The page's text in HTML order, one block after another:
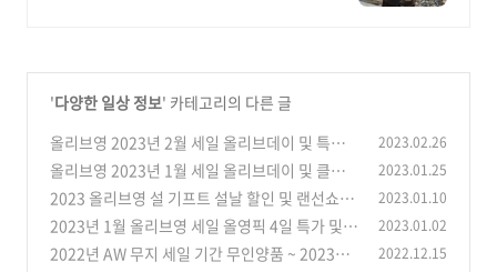
'다양한 일상 정보' 카테고리의 다른 글
올리브영 2023년 2월 세일 올리브데이 및 특급
할인 혜택 정보
(0)
2023.02.26
올리브영 2023년 1월 세일 올리브데이 및 클리
오데이 할인 정보
(0)
2023.01.25
2023 올리브영 설 기프트 설날 할인 및 랜선쇼핑
위크 정보
(0)
2023.01.10
2023년 1월 올리브영 세일 올영픽 4일 특가 및
올리브키트 정보
(0)
2023.01.02
2022년 AW 무지 세일 기간 무인양품 ~ 2023년
2022.12.15